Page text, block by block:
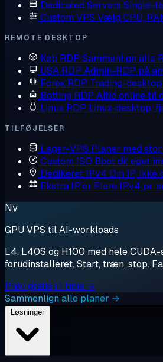
Dedicated Servers Single-
Custom VPS Vælg CPU,
REMOTE DESKTOP
Køb RDP Sammenlign alle
USA RDP Admin-RDP på
Forex RDP Trading-
Botting RDP Altid online til
Linux RDP Linux-desktop,
TILFØJELSER
Lager-VPS Planer med
Custom ISO Boot dit eget
Dedikeret IPv4 Din IP, ikke
Ekstra IP'er Flere IPv4 pr.
Ny
GPU VPS til AI-workloads
L4, L40S og H100 med hele
forudinstalleret. Start, træn, stop.
Prøv gratis i 1 time →
Sammenlign alle planer →
Løsninger